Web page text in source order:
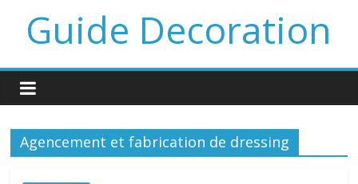
Guide Decoration
Agencement et fabrication de dressing